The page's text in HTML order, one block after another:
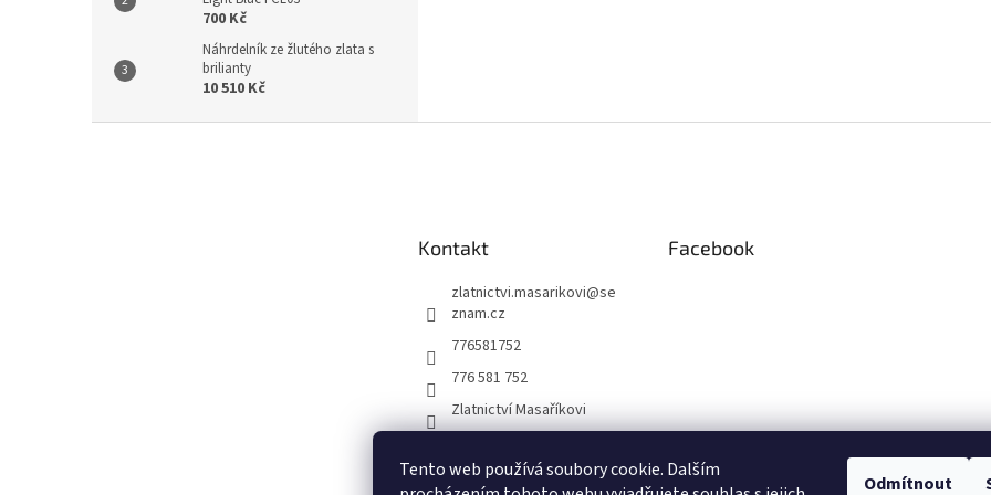
Tento web používá soubory cookie. Dalším
Odmítnout
700 Kč
Náhrdelník ze žlutého zlata s
brilianty
10 510 Kč
Kontakt
zlatnictvi.masarikovi@se
znam.cz
776581752
776 581 752
Zlatnictví Masaříkovi
Facebook
Formuláře